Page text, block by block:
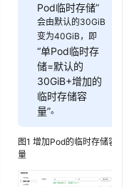
Pod临时存储”
会由默认的30GiB
变为40GiB，即
“单Pod临时存
储=默认的
30GiB+增加的
临时存储容
量”。
图1 增加Pod的临时存储容
量